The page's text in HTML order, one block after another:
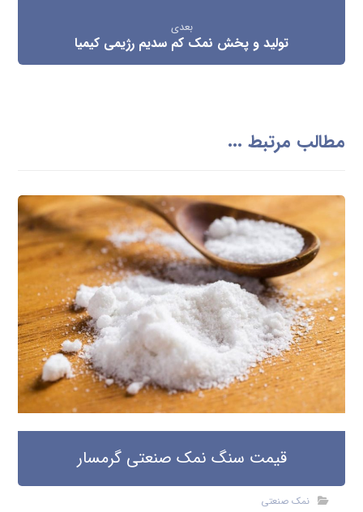
بعدی
تولید و پخش نمک کم سدیم رژیمی کیمیا
مطالب مرتبط ...
قیمت سنگ نمک صنعتی گرمسار
نمک صنعتی